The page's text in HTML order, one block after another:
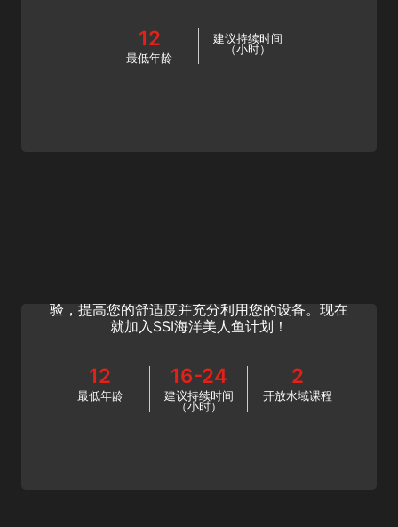
12
最低年龄
建议持续时间
（小时）
验，提高您的舒适度并充分利用您的设备。现在
就加入SSI海洋美人鱼计划！
12
最低年龄
16-24
建议持续时间
（小时）
2
开放水域课程